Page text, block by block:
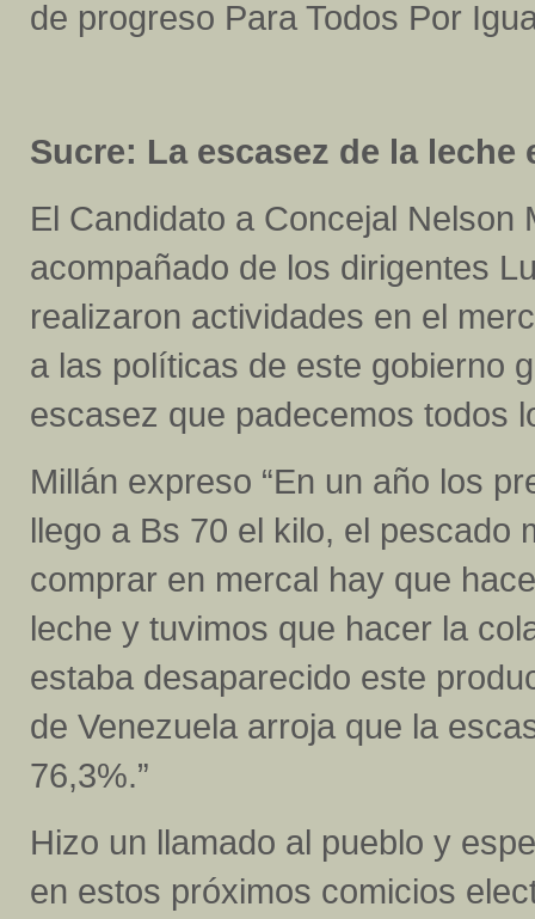
de progreso Para Todos Por
Sucre: La escasez de la
El Candidato a Concejal Nelson
acompañado de los dirigentes
realizaron actividades en el
a las políticas de este gobierno
escasez que padecemos todos
Millán expreso “En un año los
llego a Bs 70 el kilo, el pescado
comprar en mercal hay que
leche y tuvimos que hacer la
estaba desaparecido este
de Venezuela arroja que la
76,3%.”
Hizo un llamado al pueblo y
en estos próximos comicios